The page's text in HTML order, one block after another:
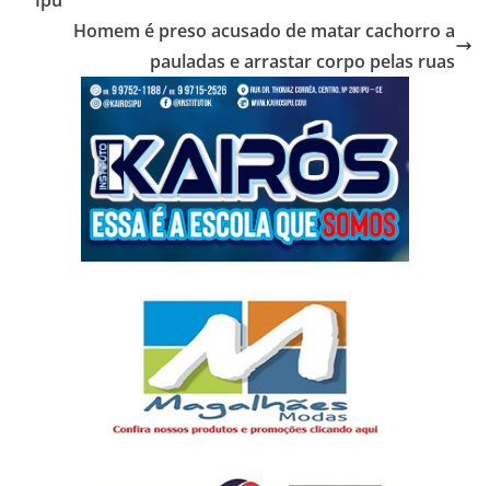
Homem é preso acusado de matar cachorro a
pauladas e arrastar corpo pelas ruas